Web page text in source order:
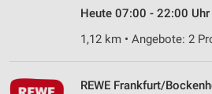
Heute 07:00 - 22:00 Uhr
1,12 km • Angebote: 2
REWE Frankfurt/
Verwendung reduzierter Daten zur
Verwendung genauer Standortdaten